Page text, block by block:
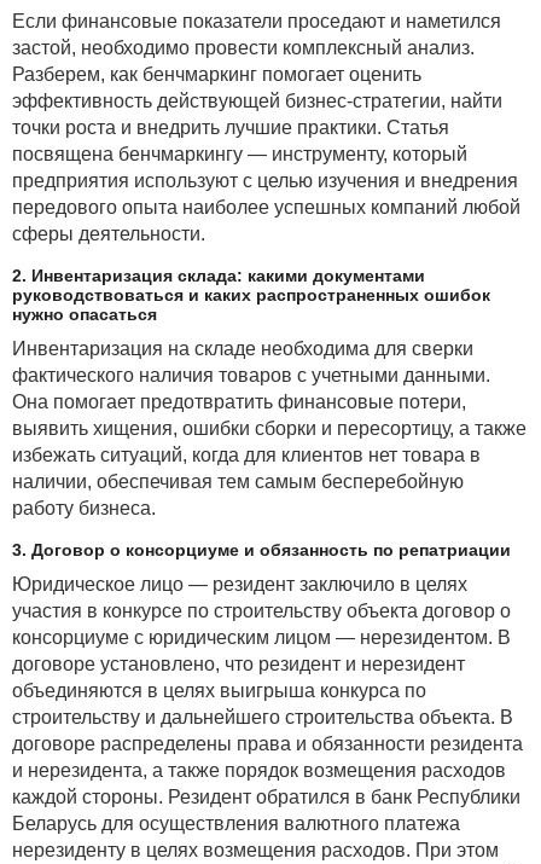
Если финансовые показатели проседают и наметился
застой, необходимо провести комплексный анализ.
Разберем, как бенчмаркинг помогает оценить
эффективность действующей бизнес-стратегии, найти
точки роста и внедрить лучшие практики. Статья
посвящена бенчмаркингу — инструменту, который
предприятия используют с целью изучения и внедрения
передового опыта наиболее успешных компаний любой
сферы деятельности.
2. Инвентаризация склада: какими документами
руководствоваться и каких распространенных ошибок
нужно опасаться
Инвентаризация на складе необходима для сверки
фактического наличия товаров с учетными данными.
Она помогает предотвратить финансовые потери,
выявить хищения, ошибки сборки и пересортицу, а также
избежать ситуаций, когда для клиентов нет товара в
наличии, обеспечивая тем самым бесперебойную
работу бизнеса.
3. Договор о консорциуме и обязанность по репатриации
Юридическое лицо — резидент заключило в целях
участия в конкурсе по строительству объекта договор о
консорциуме с юридическим лицом — нерезидентом. В
договоре установлено, что резидент и нерезидент
объединяются в целях выигрыша конкурса по
строительству и дальнейшего строительства объекта. В
договоре распределены права и обязанности резидента
и нерезидента, а также порядок возмещения расходов
каждой стороны. Резидент обратился в банк Республики
Беларусь для осуществления валютного платежа
нерезиденту в целях возмещения расходов. При этом